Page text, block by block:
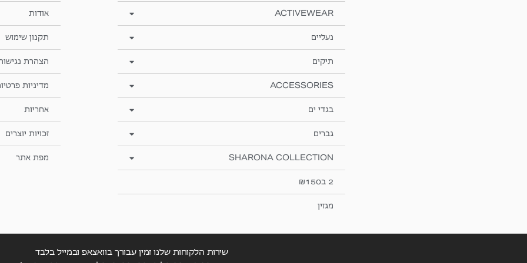
ACTIVEWEAR
נעליים
תיקים
ACCESSORIES
בגדי ים
גברים
SHARONA COLLECTION
2 ב₪150
מגזין
אודות
תקנון שימוש
הצהרת
מדיניות
אחריות
זכויות יוצרים
מפת אתר
שירות הלקוחות שלנו זמין עבורך בוואצאפ ובמייל בלבד